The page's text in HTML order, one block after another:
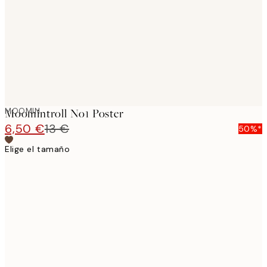
MOOMIN
Moomintroll No1 Poster
6,50 €13 €
50%*
Elige el tamaño